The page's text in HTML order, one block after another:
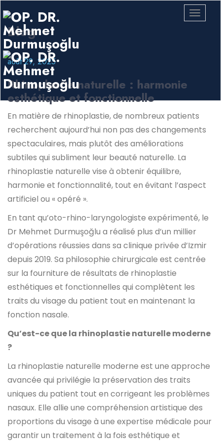
Blog
août 29, 2025
Rhinoplastie naturelle : harmonie
esthétique et fonctionnelle
En matière de rhinoplastie, de nombreux patients
recherchent aujourd’hui non pas des changements
spectaculaires, mais plutôt des améliorations
subtiles qui subliment leur beauté naturelle. La
rhinoplastie naturelle vise à obtenir équilibre,
harmonie et fonctionnalité, tout en évitant l’aspect
artificiel ou « opéré ».
En tant qu’oto-rhino-laryngologiste expérimenté, le
Dr Mehmet Durmuşoğlu a réalisé plus d’un millier
d’opérations réussies dans sa clinique privée d’Izmir
depuis 2019. Sa philosophie chirurgicale est centrée
sur la fourniture de résultats de rhinoplastie
esthétiques et fonctionnelles qui complètent les
traits du visage du patient tout en maintenant la
fonction nasale.
Qu’est-ce que la rhinoplastie naturelle moderne
?
La rhinoplastie naturelle moderne est une approche
avancée qui privilégie la préservation des traits
uniques du patient tout en corrigeant les problèmes
nasaux. Elle allie une compréhension artistique des
proportions du visage à une expertise médicale pour
garantir un traitement à la fois esthétique et